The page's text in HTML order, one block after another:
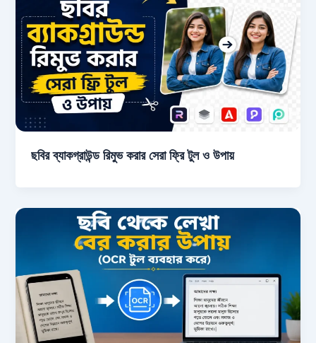
ছবির ব্যাকগ্রাউন্ড রিমুভ করার সেরা ফ্রি টুল ও উপায়